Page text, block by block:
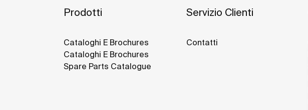
Prodotti
Cataloghi E Brochures
Cataloghi E Brochures
Spare Parts Catalogue
Servizio Clienti
Contatti